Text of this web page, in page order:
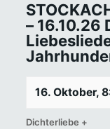
– 16.10.26
16. Oktober,
Dichterliebe +